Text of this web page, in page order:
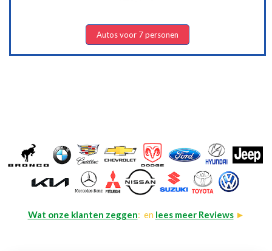
Autos voor 7 personen
Wat onze klanten zeggen: en lees meer Reviews►